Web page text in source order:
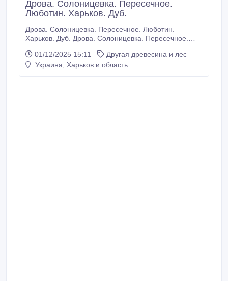
Дрова. Солоницевка. Пересечное.
Люботин. Харьков. Дуб.
Дрова. Солоницевка. Пересечное. Люботин.
Харьков. Дуб. Дрова. Солоницевка. Пересечное.
сухостой. Работаем: Харьов, Солоницевка,
Пересечное, Ольшаны, Подворки, Люботин,
01/12/2025 15:11
Другая древесина и лес
Украина, Харьков и область